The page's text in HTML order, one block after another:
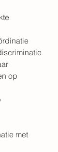
op
met